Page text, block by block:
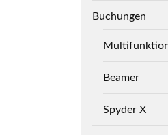
Buchungen
Beamer
Spyder X